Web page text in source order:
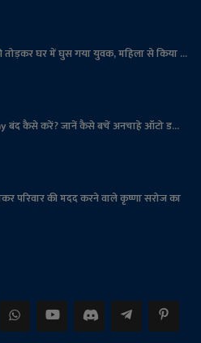
घर में घुस गया युवक, महिला से किया ...
बंद कैसे करें? जानें कैसे बचें अनचाहे ऑटो ड...
परिवार की मदद करने वाले कृष्णा सरोज का